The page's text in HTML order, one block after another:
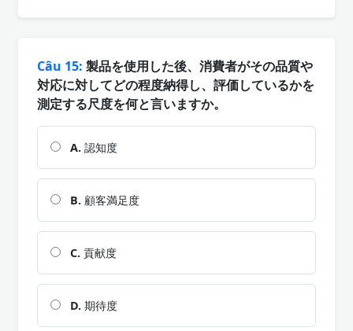
Câu 15: 製品を使用した後、消費者がその品質や
対応に対してどの程度納得し、評価しているかを
測定する尺度を何と言いますか。
A. 認知度
B. 顧客満足度
C. 貢献度
D. 期待度